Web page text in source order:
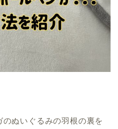
ぬいぐるみの羽根の裏を